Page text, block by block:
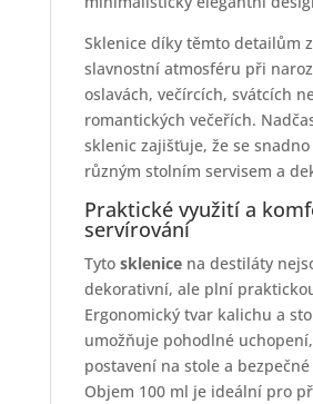
Sklenice díky těmto detailům
slavnostní atmosféru při
oslavách, večírcích, svátcích
romantických večeřích.
sklenic zajišťuje, že se
různým stolním servisem a
Praktické využití a
servírování
Tyto sklenicena destiláty
dekorativní, ale plní
Ergonomický tvar kalichu a
umožňuje pohodlné
postavení na stole a
Objem 100 ml je ideální pro